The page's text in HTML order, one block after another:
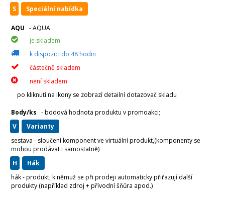
S
Speciální nabídka
AQU - AQUA
je skladem
k dispozici do 48 hodin
částečně skladem
není skladem
po kliknutí na ikony se zobrazí detailní dotazovač skladu
Body/ks - bodová hodnota produktu v promoakci;
v
varianty
sestava - sloučení komponent ve virtuální produkt,(komponenty se
mohou prodávat i samostatně)
H
hák
hák - produkt, k němuž se při prodeji automaticky přiřazují další
produkty (například zdroj + přívodní šňůra apod.)